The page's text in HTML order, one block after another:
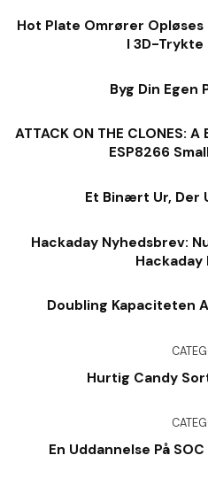
Hot Plate Omrører
I 3D-
Byg Din Egen
ATTACK ON THE CLONES:
ESP8266
Et Binært Ur,
Hackaday Nyhedsbrev:
Hackaday
Doubling Kapaciteten
Hurtig Candy
En Uddannelse På